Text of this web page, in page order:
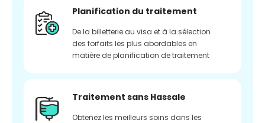
Planification du traitement
De la billetterie au visa et à la sélection
des forfaits les plus abordables en
matière de planification de traitement
Traitement sans Hassale
Obtenez les meilleurs soins dans les